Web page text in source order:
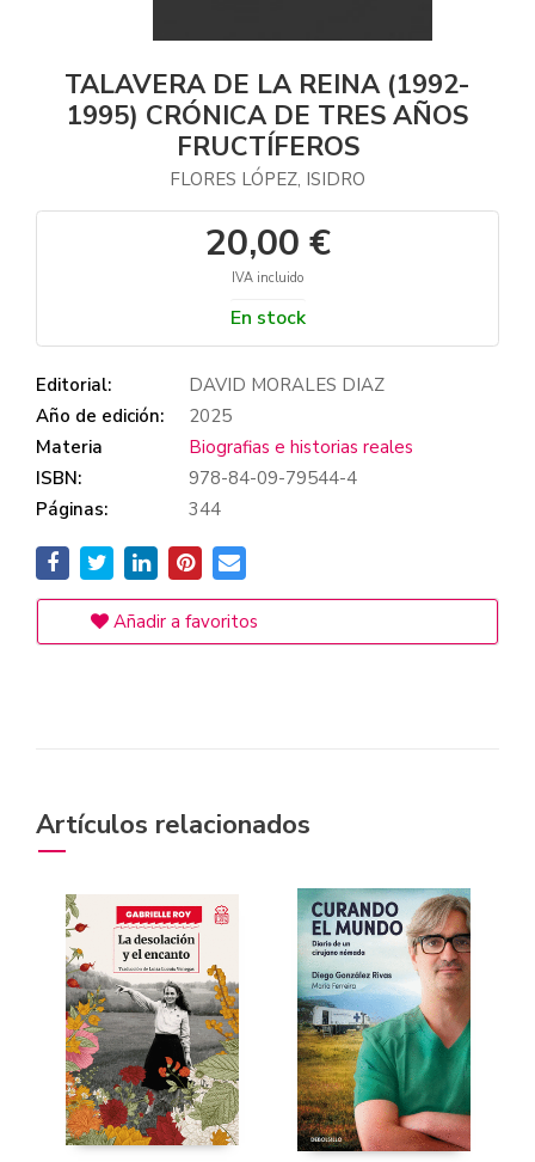
TALAVERA DE LA REINA (1992-
1995) CRÓNICA DE TRES AÑOS
FRUCTÍFEROS
FLORES LÓPEZ, ISIDRO
20,00 €
IVA incluido
En stock
Editorial:
DAVID MORALES DIAZ
Año de edición:
2025
Materia
Biografias e historias reales
ISBN:
978-84-09-79544-4
Páginas:
344
Añadir a favoritos
Artículos relacionados